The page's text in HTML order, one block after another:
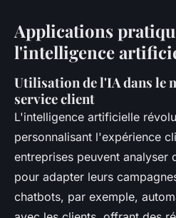
Applications
l'intelligence
Utilisation de l'IA dans le
service client
L'intelligence artificielle
personnalisant l'expérience
entreprises peuvent analyser
pour adapter leurs
chatbots, par exemple,